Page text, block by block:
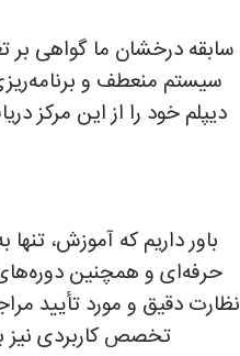
سابقه درخشان ما گواهی بر
سیستم منعطف و
دیپلم خود را از این مرکز
باور داریم که آموزش،
حرفه‌ای و همچنین
نظارت دقیق و مورد تأیید
تخصص کاربردی نیز